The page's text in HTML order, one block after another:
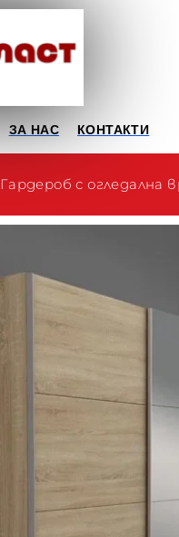
ЗА НАС КОНТАКТИ
Гардероб с